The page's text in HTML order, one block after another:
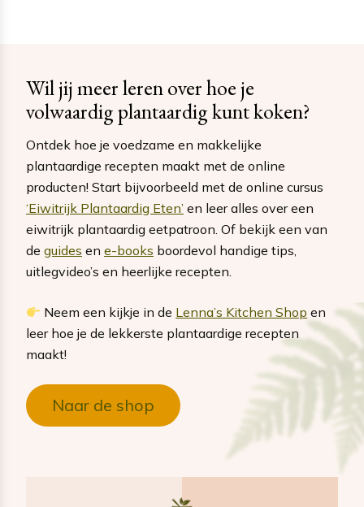
Wil jij meer leren over hoe je
volwaardig plantaardig kunt koken?
Ontdek hoe je voedzame en makkelijke
plantaardige recepten maakt met de online
producten! Start bijvoorbeeld met de online cursus
‘Eiwitrijk Plantaardig Eten’ en leer alles over een
eiwitrijk plantaardig eetpatroon. Of bekijk een van
de guides en e-books boordevol handige tips,
uitlegvideo’s en heerlijke recepten.
Neem een kijkje in de Lenna’s Kitchen Shop en
leer hoe je de lekkerste plantaardige recepten
maakt!
Naar de shop